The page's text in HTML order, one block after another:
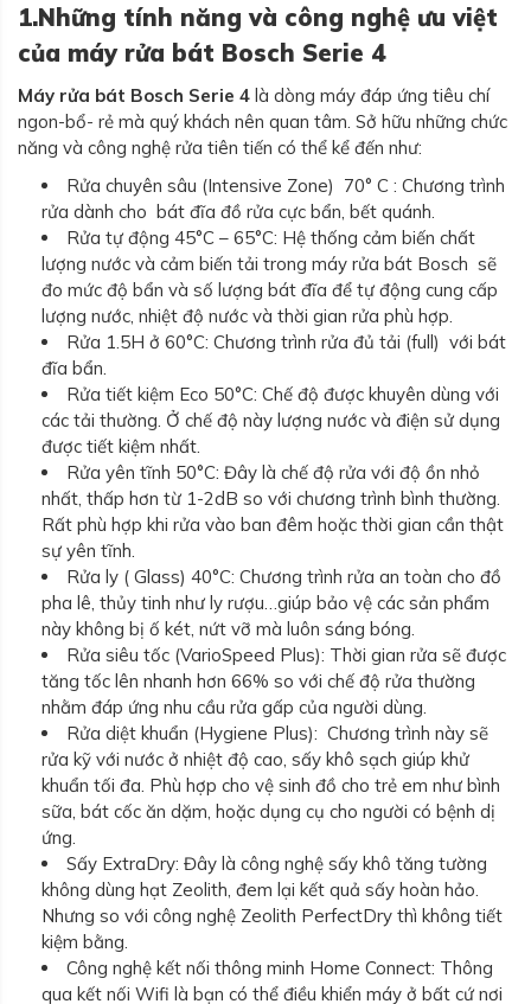
1.Những tính năng và công nghệ ưu việt
của máy rửa bát Bosch Serie 4
Máy rửa bát Bosch Serie 4 là dòng máy đáp ứng tiêu chí
ngon-bổ- rẻ mà quý khách nên quan tâm. Sở hữu những chức
năng và công nghệ rửa tiên tiến có thể kể đến như:
Rửa chuyên sâu (Intensive Zone) 70° C : Chương trình
rửa dành cho bát đĩa đồ rửa cực bẩn, bết quánh.
Rửa tự động 45°C – 65°C: Hệ thống cảm biến chất
lượng nước và cảm biến tải trong máy rửa bát Bosch sẽ
đo mức độ bẩn và số lượng bát đĩa để tự động cung cấp
lượng nước, nhiệt độ nước và thời gian rửa phù hợp.
Rửa 1.5H ở 60°C: Chương trình rửa đủ tải (full) với bát
đĩa bẩn.
Rửa tiết kiệm Eco 50°C: Chế độ được khuyên dùng với
các tải thường. Ở chế độ này lượng nước và điện sử dụng
được tiết kiệm nhất.
Rửa yên tĩnh 50°C: Đây là chế độ rửa với độ ồn nhỏ
nhất, thấp hơn từ 1-2dB so với chương trình bình thường.
Rất phù hợp khi rửa vào ban đêm hoặc thời gian cần thật
sự yên tĩnh.
Rửa ly ( Glass) 40°C: Chương trình rửa an toàn cho đồ
pha lê, thủy tinh như ly rượu…giúp bảo vệ các sản phẩm
này không bị ố két, nứt vỡ mà luôn sáng bóng.
Rửa siêu tốc (VarioSpeed Plus): Thời gian rửa sẽ được
tăng tốc lên nhanh hơn 66% so với chế độ rửa thường
nhằm đáp ứng nhu cầu rửa gấp của người dùng.
Rửa diệt khuẩn (Hygiene Plus): Chương trình này sẽ
rửa kỹ với nước ở nhiệt độ cao, sấy khô sạch giúp khử
khuẩn tối đa. Phù hợp cho vệ sinh đồ cho trẻ em như bình
sữa, bát cốc ăn dặm, hoặc dụng cụ cho người có bệnh dị
ứng.
Sấy ExtraDry: Đây là công nghệ sấy khô tăng tường
không dùng hạt Zeolith, đem lại kết quả sấy hoàn hảo.
Nhưng so với công nghệ Zeolith PerfectDry thì không tiết
kiệm bằng.
Công nghệ kết nối thông minh Home Connect: Thông
qua kết nối Wifi là bạn có thể điều khiển máy ở bất cứ nơi